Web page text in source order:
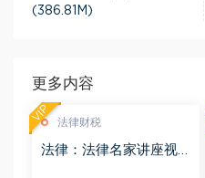
(386.81M)
更多内容
法律财税
法律：法律名家讲座视
VIP